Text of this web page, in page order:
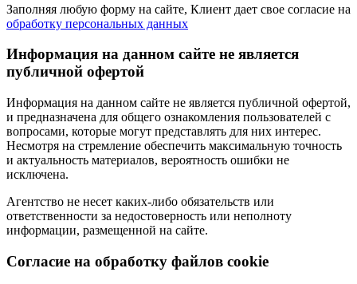
Заполняя любую форму на сайте, Клиент дает свое согласие на
обработку персональных данных
Информация на данном сайте не является
публичной офертой
Информация на данном сайте не является публичной офертой,
и предназначена для общего ознакомления пользователей с
вопросами, которые могут представлять для них интерес.
Несмотря на стремление обеспечить максимальную точность
и актуальность материалов, вероятность ошибки не
исключена.
Агентство не несет каких-либо обязательств или
ответственности за недостоверность или неполноту
информации, размещенной на сайте.
Cогласие на обработку файлов cookie